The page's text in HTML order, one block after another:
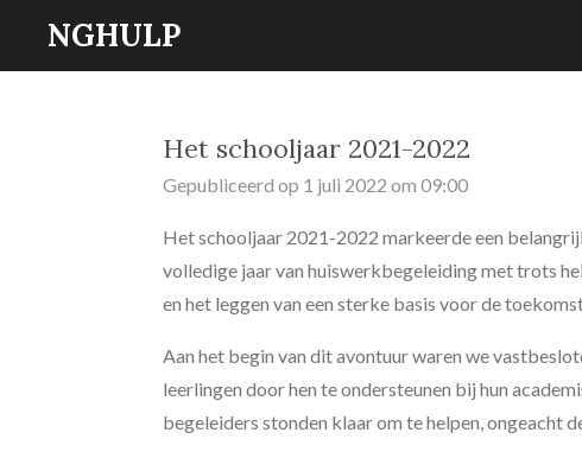
NGHULP
Het schooljaar 2021-2022
Gepubliceerd op 1 juli 2022 om 09:00
Het schooljaar 2021-2022 markeerde een
volledige jaar van huiswerkbegeleiding met trots
en het leggen van een sterke basis voor de
Aan het begin van dit avontuur waren we
leerlingen door hen te ondersteunen bij hun
begeleiders stonden klaar om te helpen, ongeacht